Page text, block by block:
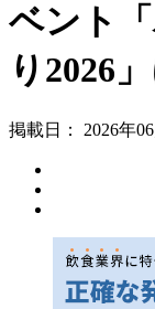
ベント
り2026
掲載日： 2026年